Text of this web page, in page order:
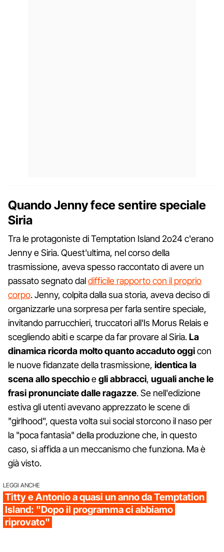
Quando Jenny fece sentire speciale
Siria
Tra le protagoniste di Temptation Island 2o24 c'erano
Jenny e Siria. Quest'ultima, nel corso della
trasmissione, aveva spesso raccontato di avere un
passato segnato daldifficile rapporto con il proprio
corpo. Jenny, colpita dalla sua storia, aveva deciso di
organizzarle una sorpresa per farla sentire speciale,
invitando parrucchieri, truccatori all'Is Morus Relais e
scegliendo abiti e scarpe da far provare al Siria.La
dinamica ricorda molto quanto accaduto oggicon
le nuove fidanzate della trasmissione, identica la
scena allo specchioegli abbracci, uguali anche le
frasi pronunciate dalle ragazze. Se nell'edizione
estiva gli utenti avevano apprezzato le scene di
"girlhood", questa volta sui social storcono il naso per
la "poca fantasia" della produzione che, in questo
caso, si affida a un meccanismo che funziona. Ma è
già visto.
LEGGI ANCHE
Titty e Antonio a quasi un anno da Temptation
Island: "Dopo il programma ci abbiamo
riprovato"